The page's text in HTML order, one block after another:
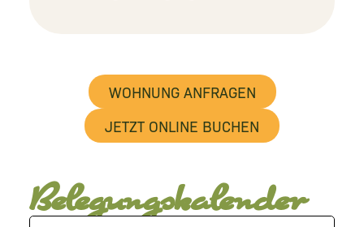
WOHNUNG ANFRAGEN
JETZT ONLINE BUCHEN
Belegungskalender